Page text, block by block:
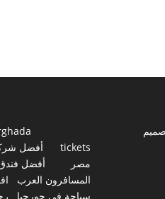
tickets
أفضل
مصر
أفضل
المسافرون العرب
سياحة في جورجيا